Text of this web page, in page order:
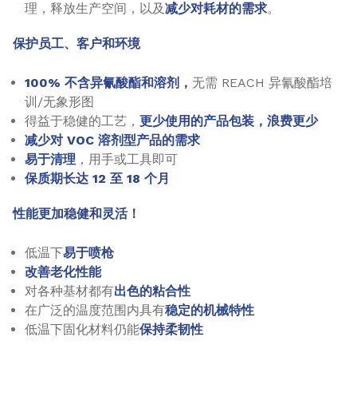
理，释放生产空间，以及减少对耗材的需求。
保护员工、客户和环境
100% 不含异氰酸酯和溶剂， 无需 REACH 异氰酸酯培
训/无象形图
得益于稳健的工艺， 更少使用的产品包装，浪费更少
减少对 VOC 溶剂型产品的需求
易于清理 ，用手或工具即可
保质期长达 12 至 18 个月
性能更加稳健和灵活！
低温下易于喷枪
改善老化性能
对各种基材都有出色的粘合性
在广泛的温度范围内具有稳定的机械特性
低温下固化材料仍能保持柔韧性